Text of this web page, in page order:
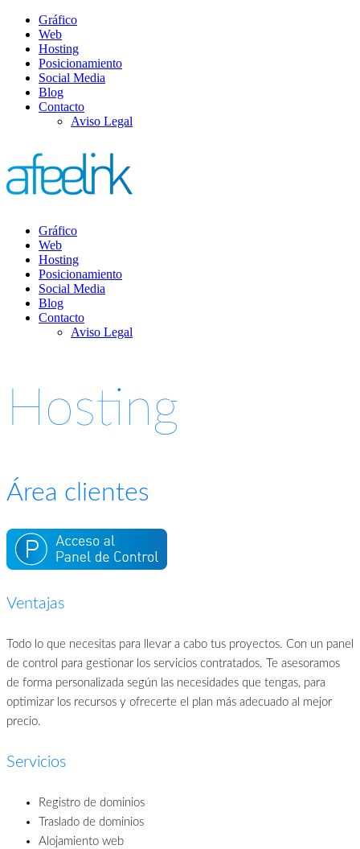
Gráfico
Web
Hosting
Posicionamiento
Social Media
Blog
Contacto
Aviso Legal
Gráfico
Web
Hosting
Posicionamiento
Social Media
Blog
Contacto
Aviso Legal
Hosting
Área clientes
Ventajas
Todo lo que necesitas para llevar a cabo tus proyectos. Con un panel
de control para gestionar los servicios contratados. Te asesoramos
de forma personalizada según las necesidades que tengas, para
optimizar los recursos y ofrecerte el plan más adecuado al mejor
precio.
Servicios
Registro de dominios
Traslado de dominios
Alojamiento web